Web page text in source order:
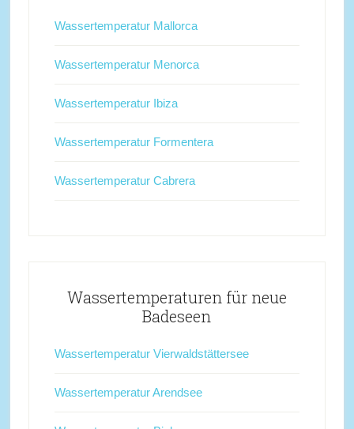
Wassertemperatur Mallorca
Wassertemperatur Menorca
Wassertemperatur Ibiza
Wassertemperatur Formentera
Wassertemperatur Cabrera
Wassertemperaturen für neue
Badeseen
Wassertemperatur Vierwaldstättersee
Wassertemperatur Arendsee